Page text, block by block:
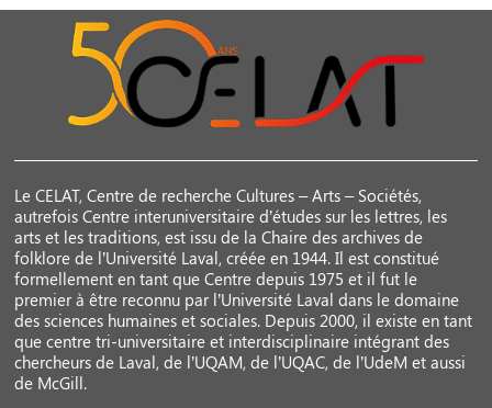
Le CELAT, Centre de recherche Cultures – Arts – Sociétés,
autrefois Centre interuniversitaire d’études sur les lettres, les
arts et les traditions, est issu de la Chaire des archives de
folklore de l’Université Laval, créée en 1944. Il est constitué
formellement en tant que Centre depuis 1975 et il fut le
premier à être reconnu par l’Université Laval dans le domaine
des sciences humaines et sociales. Depuis 2000, il existe en tant
que centre tri-universitaire et interdisciplinaire intégrant des
chercheurs de Laval, de l’UQAM, de l’UQAC, de l’UdeM et aussi
de McGill.